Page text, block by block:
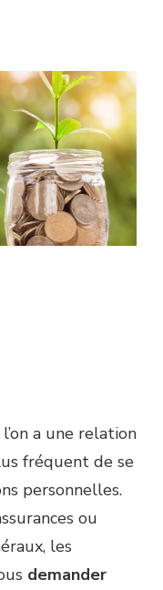
a une relation
fréquent de se
personnelles.
ou
les
demander